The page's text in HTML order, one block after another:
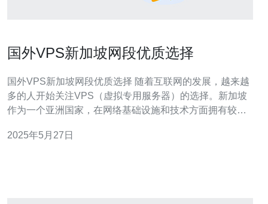
国外VPS新加坡网段优质选择
国外VPS新加坡网段优质选择 随着互联网的发展，越来越
多的人开始关注VPS（虚拟专用服务器）的选择。新加坡
作为一个亚洲国家，在网络基础设施和技术方面拥有较为
人的首选。本文将介绍国外VPS新加坡网段的优质选择，
2025年5月27日